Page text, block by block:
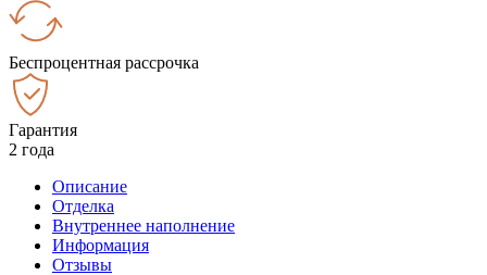
Беспроцентная рассрочка
Гарантия
2 года
Описание
Отделка
Внутреннее наполнение
Информация
Отзывы